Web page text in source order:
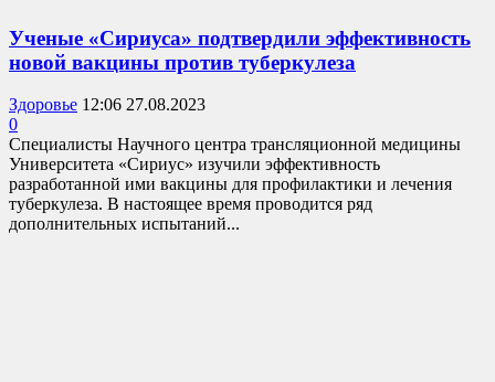
Ученые «Сириуса» подтвердили эффективность
новой вакцины против туберкулеза
Здоровье 12:06 27.08.2023
0
Специалисты Научного центра трансляционной медицины
Университета «Сириус» изучили эффективность
разработанной ими вакцины для профилактики и лечения
туберкулеза. В настоящее время проводится ряд
дополнительных испытаний...